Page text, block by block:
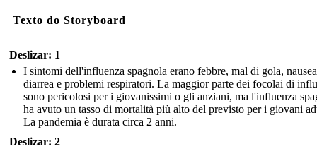
Texto do Storyboard
Deslizar: 1
I sintomi dell'influenza spagnola erano febbre, mal di gola,
diarrea e problemi respiratori. La maggior parte dei focolai di
sono pericolosi per i giovanissimi o gli anziani, ma l'influenza
ha avuto un tasso di mortalità più alto del previsto per i giovani
La pandemia è durata circa 2 anni.
Deslizar: 2